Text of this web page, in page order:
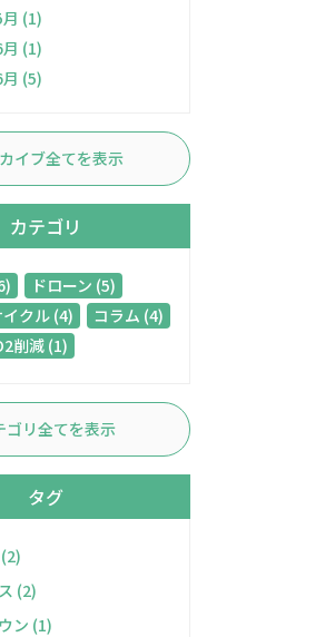
(1)
(1)
(5)
イブ全てを表示
カテゴリ
ドローン (5)
クル (4)
コラム (4)
削減 (1)
ゴリ全てを表示
タグ
(2)
ン (1)